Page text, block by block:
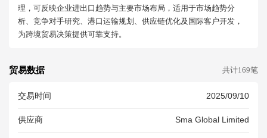
理，可反映企业进出口趋势与主要市场布局，适用于市场趋势分
析、竞争对手研究、港口运输规划、供应链优化及国际客户开发，
为跨境贸易决策提供可靠支持。
贸易数据 共计169笔
交易时间 2025/09/10
供应商 Sma Global Limited